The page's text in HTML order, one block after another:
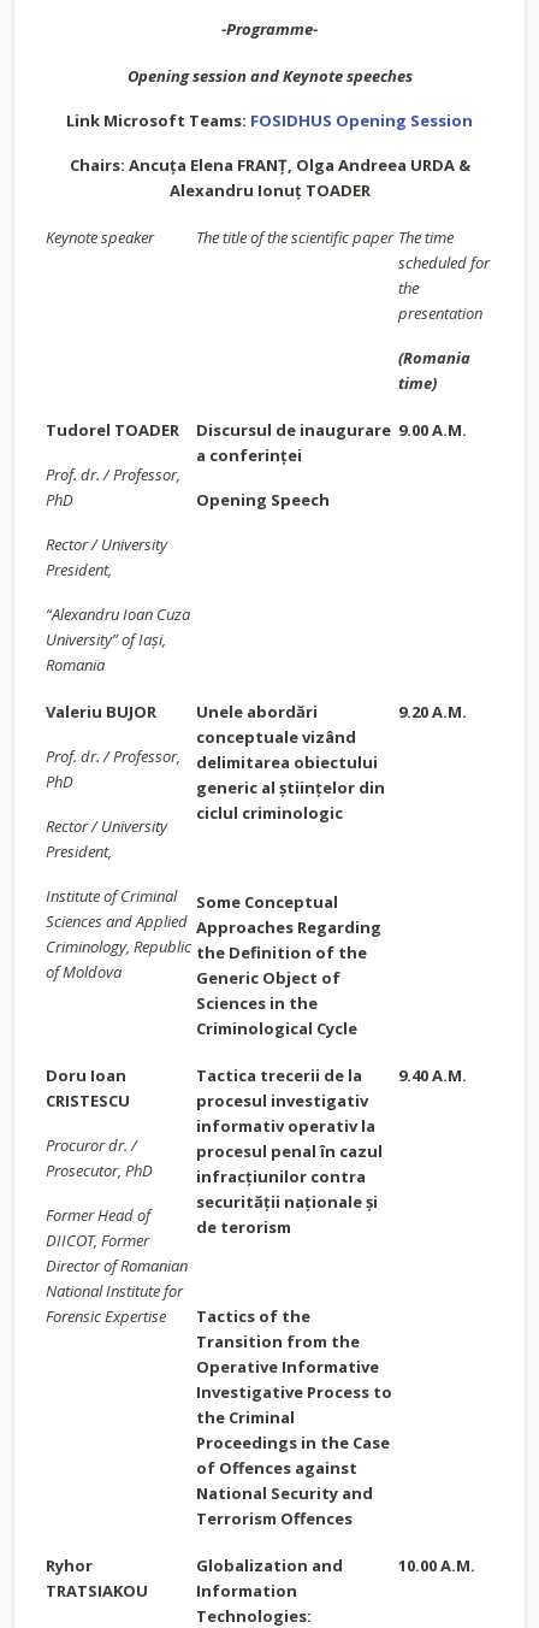
-Programme-
Opening session and Keynote speeches
Link Microsoft Teams: FOSIDHUS Opening Session
Chairs: Ancuța Elena FRANȚ, Olga Andreea URDA &
Alexandru Ionuț TOADER
Keynote speaker The title of the scientific paper The time
scheduled for
the
presentation
(Romania
time)
Tudorel TOADER
Prof. dr. / Professor,
PhD
Rector / University
President,
“Alexandru Ioan Cuza
University” of Iași,
Romania
Discursul de inaugurare
a conferinței
Opening Speech
9.00 A.M.
Valeriu BUJOR
Prof. dr. / Professor,
PhD
Rector / University
President,
Institute of Criminal
Sciences and Applied
Criminology, Republic
of Moldova
Unele abordări
conceptuale vizând
delimitarea obiectului
generic al științelor din
ciclul criminologic
Some Conceptual
Approaches Regarding
the Definition of the
Generic Object of
Sciences in the
Criminological Cycle
9.20 A.M.
Doru Ioan
CRISTESCU
Procuror dr. /
Prosecutor, PhD
Former Head of
DIICOT, Former
Director of Romanian
National Institute for
Forensic Expertise
Tactica trecerii de la
procesul investigativ
informativ operativ la
procesul penal în cazul
infracțiunilor contra
securității naționale și
de terorism
Tactics of the
Transition from the
Operative Informative
Investigative Process to
the Criminal
Proceedings in the Case
of Offences against
National Security and
Terrorism Offences
9.40 A.M.
Ryhor
TRATSIAKOU
Globalization and
Information
Technologies:
10.00 A.M.